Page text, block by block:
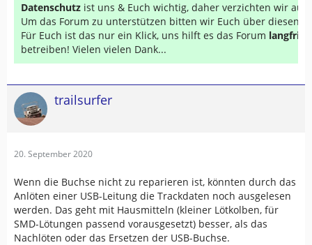
Datenschutz ist uns & Euch wichtig, daher verzichten wir auf
Um das Forum zu unterstützen bitten wir Euch über diesen
Für Euch ist das nur ein Klick, uns hilft es das Forum
betreiben! Vielen vielen Dank...
trailsurfer
20. September 2020
Wenn die Buchse nicht zu reparieren ist, könnten durch das
Anlöten einer USB-Leitung die Trackdaten noch ausgelesen
werden. Das geht mit Hausmitteln (kleiner Lötkolben, für
SMD-Lötungen passend vorausgesetzt) besser, als das
Nachlöten oder das Ersetzen der USB-Buchse.